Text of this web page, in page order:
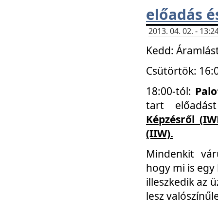
előadás
2013. 04. 02. -
Kedd:
Csütörtök:
18:00-tól:
tart
Képzésről
(IIW).
Mindenkit
hogy mi is
illeszkedik az
lesz